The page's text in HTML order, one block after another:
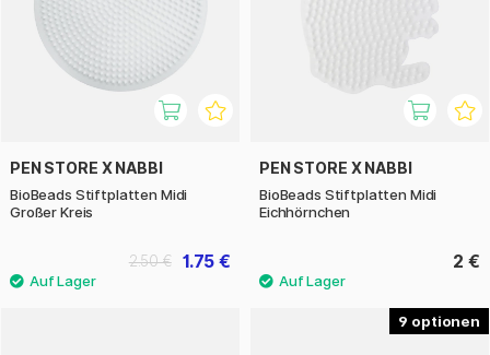
PEN STORE X NABBI
BioBeads Stiftplatten Midi
Großer Kreis
1.75 €
2.50 €
PEN STORE X NABBI
BioBeads Stiftplatten Midi
Eichhörnchen
2 €
9